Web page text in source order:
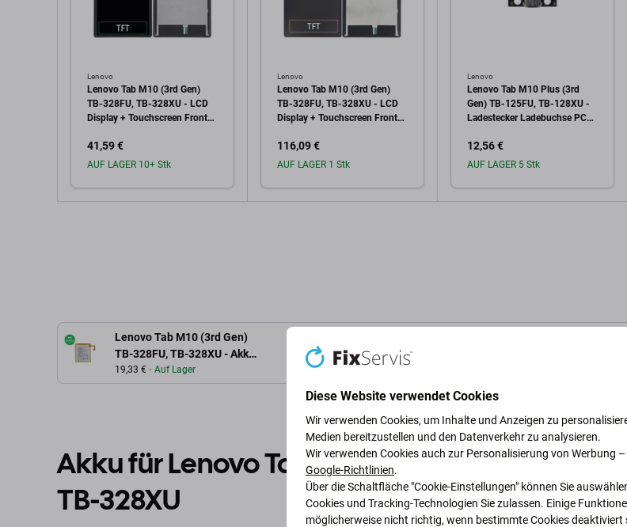
Lenovo
Lenovo Tab M10 (3rd Gen)
TB-328FU, TB-328XU - LCD
Display + Touchscreen Front
41,59 €
AUF LAGER 10+ Stk
Lenovo
Lenovo Tab M10 (3rd Gen)
TB-328FU, TB-328XU - LCD
Display + Touchscreen Front
Service Pack
116,09 €
AUF LAGER 1 Stk
Lenovo
Lenovo Tab M10 Plus (3rd
Gen) TB-125FU, TB-128XU -
Ladestecker Ladebuchse PCB
12,56 €
AUF LAGER 5 Stk
Lenovo Tab M10 (3rd Gen)
TB-328FU, TB-328XU - Akku
Batterie 5000mAh
19,33 € Auf Lager
Beschreibung und Spezifikation
Akku für Lenovo Tab M10 (3rd Gen) TB-328FU,
TB-328XU
Diese Website verwendet Cookies
Wir verwenden Cookies, um Inhalte und Anzeigen zu
Medien bereitzustellen und den Datenverkehr zu analysieren.
Wir verwenden Cookies auch zur Personalisierung von Werbung
Google-Richtlinien.
Über die Schaltfläche "Cookie-Einstellungen" können Sie
Cookies und Tracking-Technologien Sie zulassen. Einige
möglicherweise nicht richtig, wenn bestimmte Cookies deaktiviert